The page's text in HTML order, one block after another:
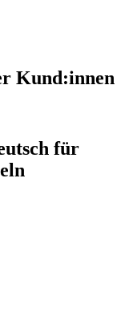
Kund:innen
für